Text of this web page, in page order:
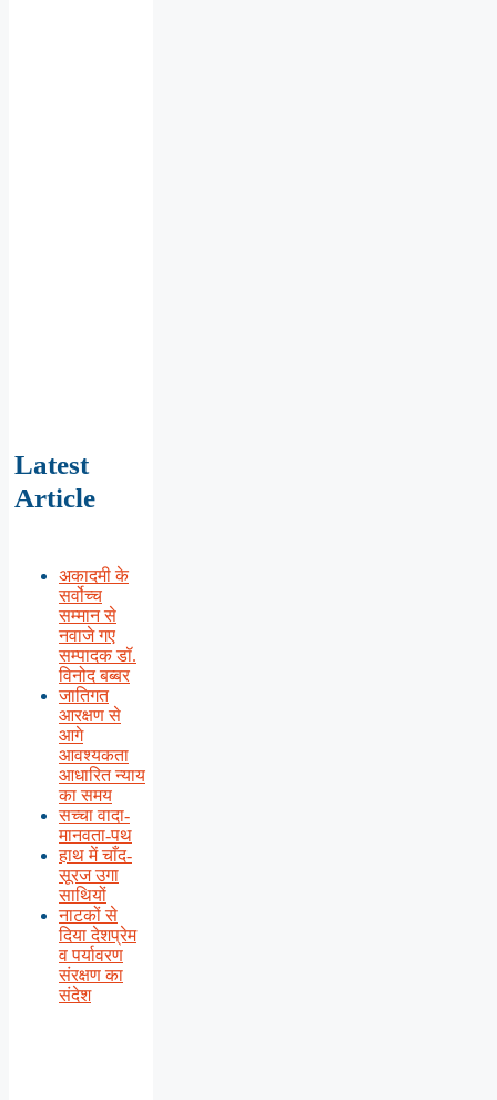
Latest
Article
अकादमी के
सर्वोच्च
सम्मान से
नवाजे गए
सम्पादक डॉ.
विनोद बब्बर
जातिगत
आरक्षण से
आगे
आवश्यकता
आधारित न्याय
का समय
सच्चा वादा-
मानवता-पथ
हाथ में चाँद-
सूरज उगा
साथियों
नाटकों से
दिया देशप्रेम
व पर्यावरण
संरक्षण का
संदेश